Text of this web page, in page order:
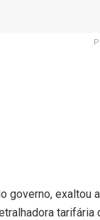
governo, exaltou
tarifária